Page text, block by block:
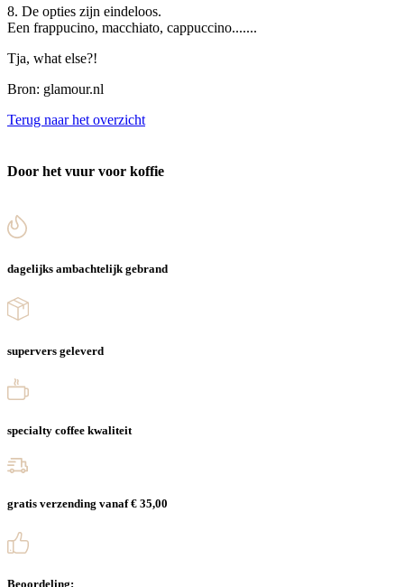
8. De opties zijn eindeloos.
Een frappucino, macchiato, cappuccino.......
Tja, what else?!
Bron: glamour.nl
Terug naar het overzicht
Door het vuur voor koffie
dagelijks ambachtelijk gebrand
supervers geleverd
specialty coffee kwaliteit
gratis verzending vanaf € 35,00
Beoordeling: